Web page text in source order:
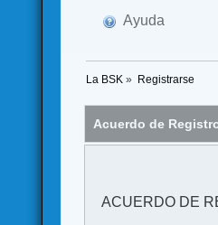
Ayuda
La BSK » Registrarse
Acuerdo de
ACUERDO DE